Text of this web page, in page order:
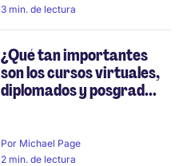
3 min. de lectura
¿Qué tan importantes
son los cursos virtuales,
diplomados y posgrad...
Por Michael Page
2 min. de lectura